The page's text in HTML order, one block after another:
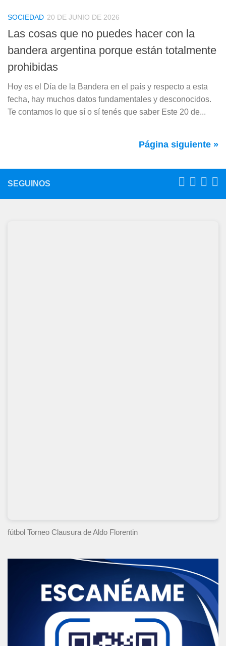
SOCIEDAD 20 DE JUNIO DE 2026
Las cosas que no puedes hacer con la
bandera argentina porque están totalmente
prohibidas
Hoy es el Día de la Bandera en el país y respecto a esta
fecha, hay muchos datos fundamentales y desconocidos.
Te contamos lo que sí o sí tenés que saber Este 20 de...
Página siguiente »
SEGUINOS
fútbol Torneo Clausurade Aldo Florentin